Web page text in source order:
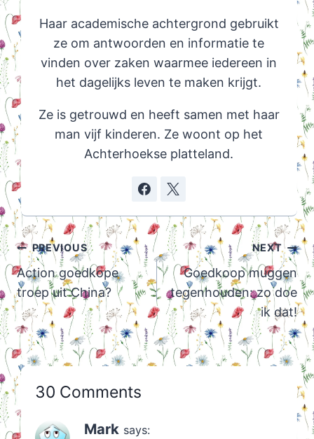
Haar academische achtergrond gebruikt
ze om antwoorden en informatie te
vinden over zaken waarmee iedereen in
het dagelijks leven te maken krijgt.
Ze is getrouwd en heeft samen met haar
man vijf kinderen. Ze woont op het
Achterhoekse platteland.
Post
navigation
PREVIOUS
Action goedkope
troep uit China?
NEXT
Goedkoop muggen
tegenhouden: zo doe
ik dat!
30 Comments
Mark says: